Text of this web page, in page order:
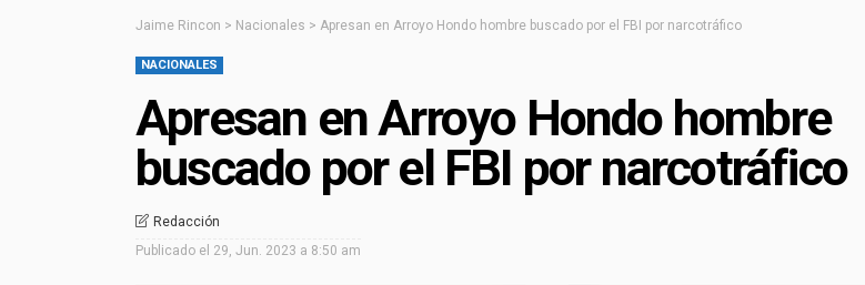
Jaime Rincon > Nacionales > Apresan en Arroyo Hondo hombre buscado por el FBI por narcotráfico
NACIONALES
Apresan en Arroyo Hondo hombre
buscado por el FBI por narcotráfico
Redacción
Publicado el 29, Jun. 2023 a 8:50 am